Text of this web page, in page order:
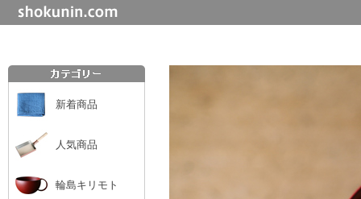
新着商品
人気商品
輪島キリモト